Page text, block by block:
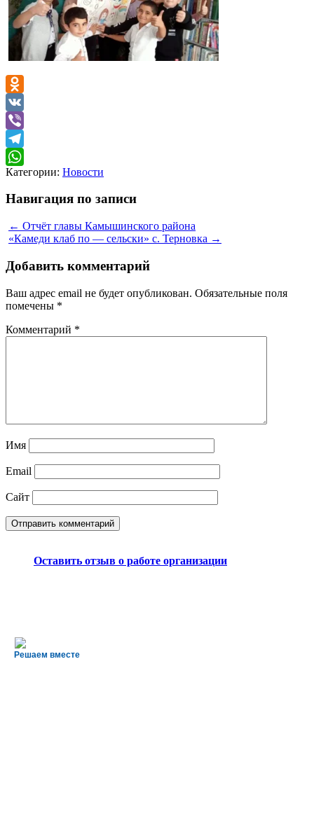
Odnoklassniki
VK
Viber
Telegram
WhatsApp
Категории: Новости
Навигация по записи
← Отчёт главы Камышинского района
«Камеди клаб по — сельски» с. Терновка →
Добавить комментарий
Ваш адрес email не будет опубликован. Обязательные поля
помечены *
Комментарий *
Имя
Email
Сайт
Оставить отзыв о работе организации
Решаем вместе